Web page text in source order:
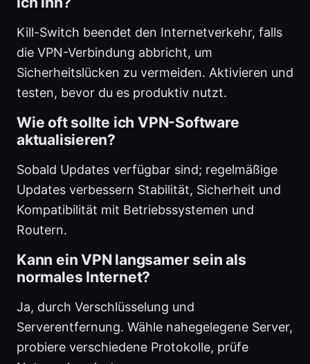
Kill-Switch beendet den Internetverkehr, falls
die VPN-Verbindung abbricht, um
Sicherheitslücken zu vermeiden. Aktivieren und
testen, bevor du es produktiv nutzt.
Wie oft sollte ich VPN-Software
aktualisieren?
Sobald Updates verfügbar sind; regelmäßige
Updates verbessern Stabilität, Sicherheit und
Kompatibilität mit Betriebssystemen und
Routern.
Kann ein VPN langsamer sein als
normales Internet?
Ja, durch Verschlüsselung und
Serverentfernung. Wähle nahegelegene Server,
probiere verschiedene Protokolle, prüfe